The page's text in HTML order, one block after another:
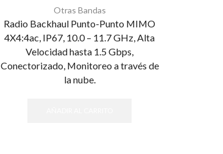
Otras Bandas
Radio Backhaul Punto-Punto MIMO
4X4:4ac, IP67, 10.0 – 11.7 GHz, Alta
Velocidad hasta 1.5 Gbps,
Conectorizado, Monitoreo a través de
la nube.